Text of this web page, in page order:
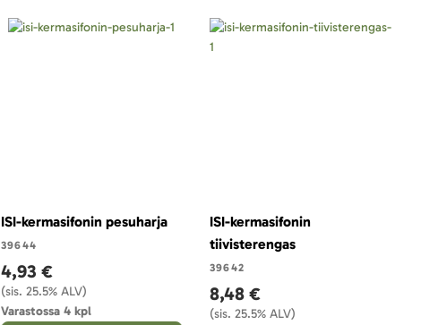
ISI-kermasifonin pesuharja
39644
4,93 €
(sis. 25.5% ALV)
Varastossa 4 kpl
ISI-kermasifonin
tiivisterengas
39642
8,48 €
(sis. 25.5% ALV)